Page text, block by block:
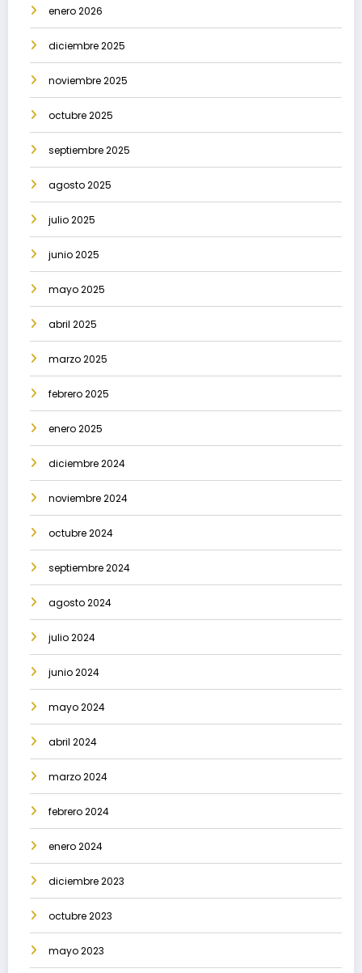
enero 2026
diciembre 2025
noviembre 2025
octubre 2025
septiembre 2025
agosto 2025
julio 2025
junio 2025
mayo 2025
abril 2025
marzo 2025
febrero 2025
enero 2025
diciembre 2024
noviembre 2024
octubre 2024
septiembre 2024
agosto 2024
julio 2024
junio 2024
mayo 2024
abril 2024
marzo 2024
febrero 2024
enero 2024
diciembre 2023
octubre 2023
mayo 2023